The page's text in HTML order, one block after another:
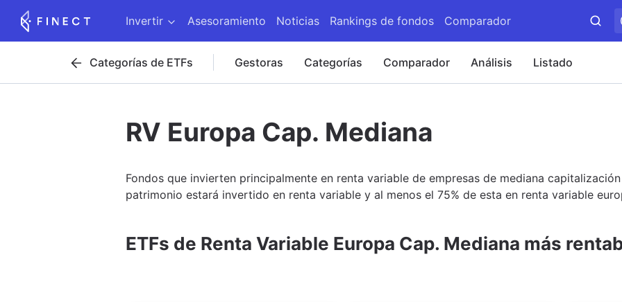
Invertir Asesoramiento Noticias Rankings de fondos Comparador
Categorías de ETFs Gestoras Categorías Comparador Análisis Listado
RV Europa Cap. Mediana
Fondos que invierten principalmente en renta variable de empresas de mediana
patrimonio estará invertido en renta variable y al menos el 75% de esta en renta variable
ETFs de Renta Variable Europa Cap. Mediana más